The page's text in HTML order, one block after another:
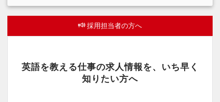
採用担当者の方へ
英語を教える仕事の求人情報を、いち早く
知りたい方へ